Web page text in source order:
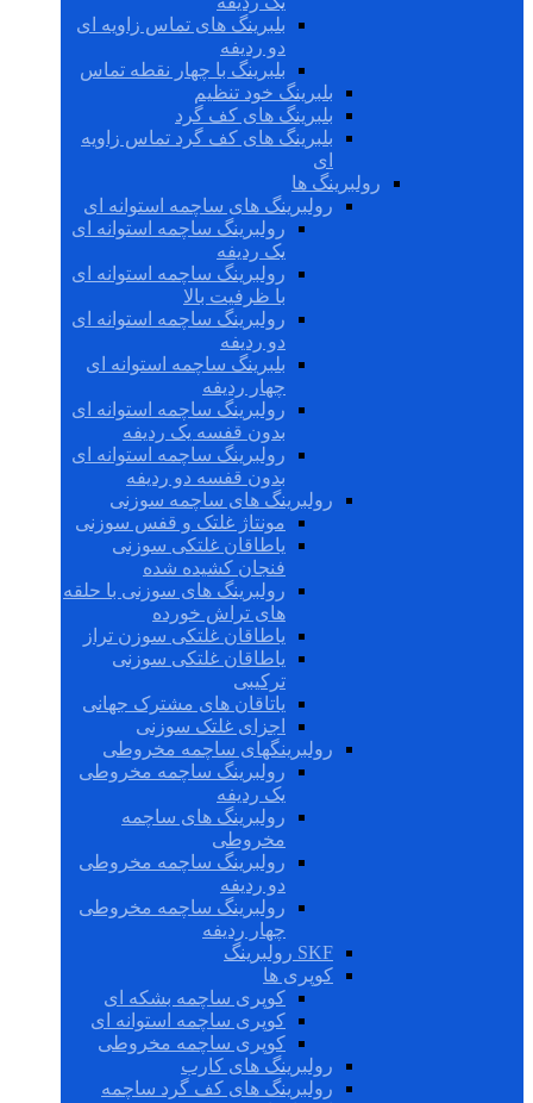
بلبرینگ های تماس زاویه ای
دو ردیفه
بلبرینگ با چهار نقطه تماس
بلبرینگ خود تنظیم
بلبرینگ های کف گرد
بلبرینگ های کف گرد تماس زاویه
ای
رولبرینگ ها
رولبرینگ های ساچمه استوانه ای
رولبرینگ ساچمه استوانه ای
یک ردیفه
رولبرینگ ساچمه استوانه ای
با ظرفیت بالا
رولبرینگ ساچمه استوانه ای
دو ردیفه
بلبرینگ ساچمه استوانه ای
چهار ردیفه
رولبرینگ ساچمه استوانه ای
بدون قفسه یک ردیفه
رولبرینگ ساچمه استوانه ای
بدون قفسه دو ردیفه
رولبرینگ های ساچمه سوزنی
مونتاژ غلتک و قفس سوزنی
یاطاقان غلتکی سوزنی
فنجان کشیده شده
رولبرینگ های سوزنی با حلقه
های تراش خورده
یاطاقان غلتکی سوزن تراز
یاطاقان غلتکی سوزنی
ترکیبی
یاتاقان های مشترک جهانی
اجزای غلتک سوزنی
رولبرینگهای ساچمه مخروطی
رولبرینگ ساچمه مخروطی
یک ردیفه
رولبرینگ های ساچمه
مخروطی
رولبرینگ ساچمه مخروطی
دو ردیفه
رولبرینگ ساچمه مخروطی
چهار ردیفه
SKF رولبرینگ
کوپری ها
کوپری ساچمه بشکه ای
کوپری ساچمه استوانه ای
کوپری ساچمه مخروطی
رولبرینگ های کارب
رولبرینگ های کف گرد ساچمه